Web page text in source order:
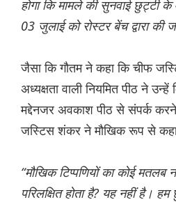
होगा कि मामले की सुनवाई छुट्टी
03 जुलाई को रोस्टर बेंच द्वारा की
जैसा कि गौतम ने कहा कि चीफ
अध्यक्षता वाली नियमित पीठ ने
मद्देनजर अवकाश पीठ से संपर्क
जस्टिस शंकर ने मौखिक रूप से
“मौखिक टिप्पणियों का कोई
परिलक्षित होता है? यह नहीं है।